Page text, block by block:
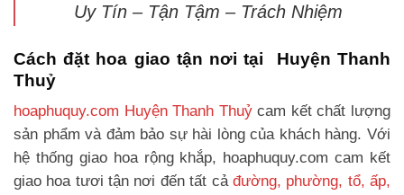
Uy Tín – Tận Tậm – Trách Nhiệm
Cách đặt hoa giao tận nơi tại Huyện Thanh
Thuỷ
hoaphuquy.com Huyện Thanh Thuỷcam kết chất lượng
sản phẩm và đảm bảo sự hài lòng của khách hàng. Với
hệ thống giao hoa rộng khắp, hoaphuquy.com cam kết
giao hoa tươi tận nơi đến tất cả đường, phường, tổ, ấp,